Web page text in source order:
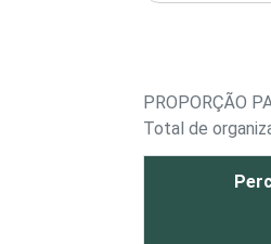
PROPORÇÃO
Total de